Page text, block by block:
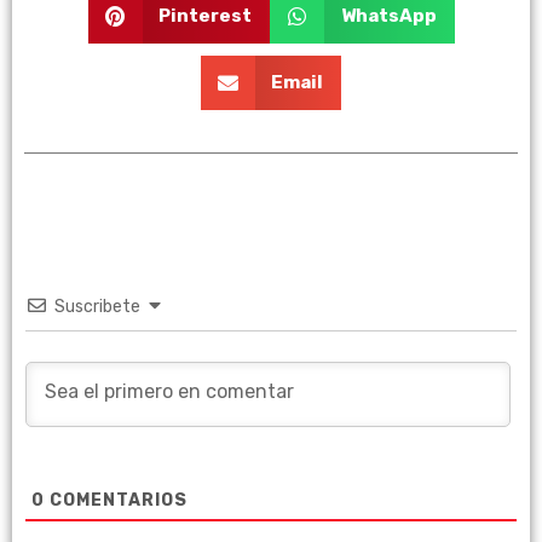
Pinterest WhatsApp
Email
Suscribete
0 COMENTARIOS